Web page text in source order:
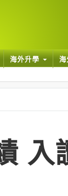
海外升學
入